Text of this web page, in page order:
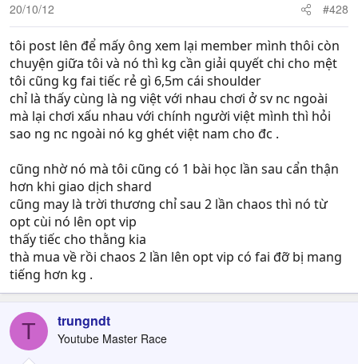
20/10/12 #428
tôi post lên để mấy ông xem lại member mình thôi còn
chuyện giữa tôi và nó thì kg cần giải quyết chi cho mệt
tôi cũng kg fai tiếc rẻ gì 6,5m cái shoulder
chỉ là thấy cùng là ng việt với nhau chơi ở sv nc ngoài
mà lại chơi xấu nhau với chính người việt mình thì hỏi
sao ng nc ngoài nó kg ghét việt nam cho đc .
cũng nhờ nó mà tôi cũng có 1 bài học lần sau cẩn thận
hơn khi giao dịch shard
cũng may là trời thương chỉ sau 2 lần chaos thì nó từ
opt cùi nó lên opt vip
thấy tiếc cho thằng kia
thà mua về rồi chaos 2 lần lên opt vip có fai đỡ bị mang
tiếng hơn kg .
T trungndt
Youtube Master Race